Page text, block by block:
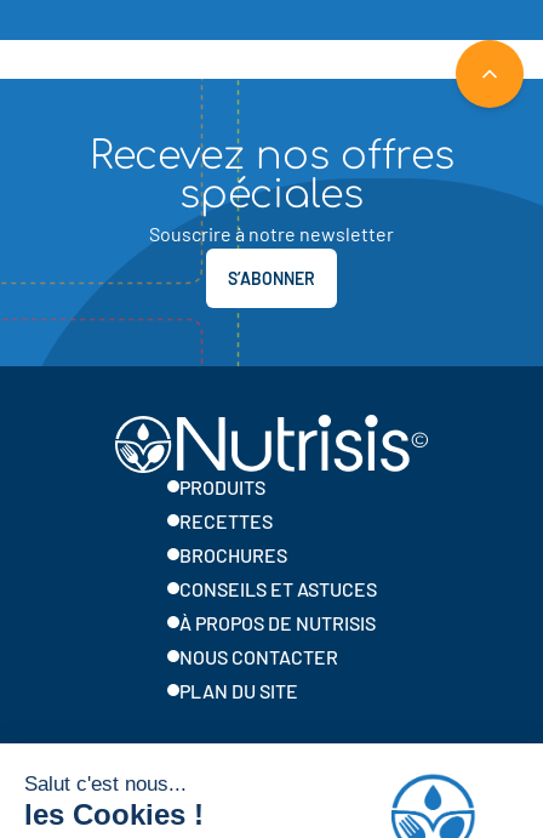
Recevez nos offres
spéciales
Souscrire à notre newsletter
S’ABONNER
PRODUITS
RECETTES
BROCHURES
CONSEILS ET ASTUCES
À PROPOS DE NUTRISIS
NOUS CONTACTER
PLAN DU SITE
Marques locales de Solina